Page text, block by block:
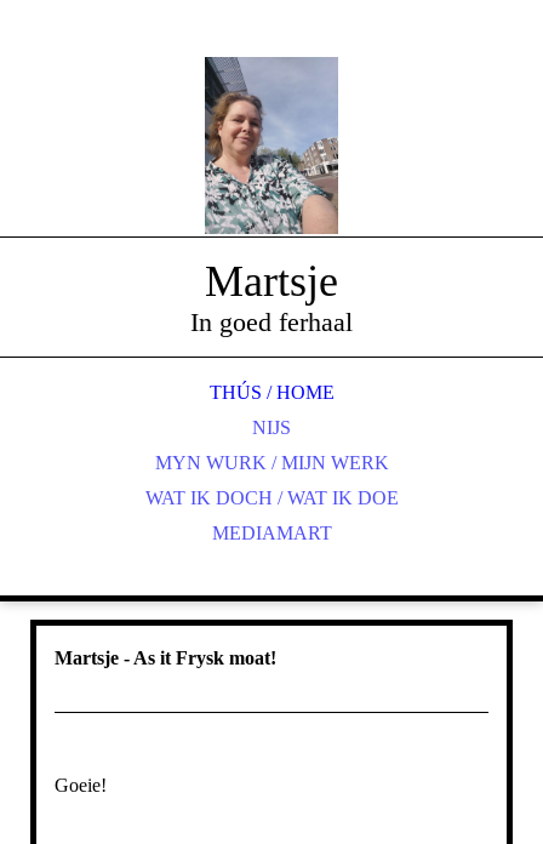
Martsje
In goed ferhaal
THÚS / HOME
NIJS
MYN WURK / MIJN WERK
WAT IK DOCH / WAT IK DOE
MEDIAMART
Martsje - As it Frysk moat!
Goeie!